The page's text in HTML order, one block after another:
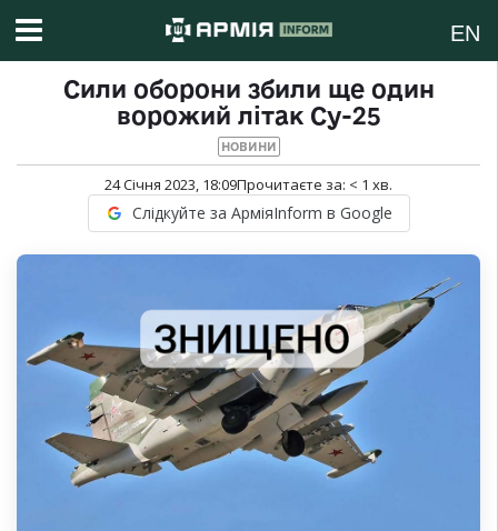
EN
Сили оборони збили ще один
ворожий літак Су-25
НОВИНИ
24 Січня 2023, 18:09Прочитаєте за: < 1 хв.
Слідкуйте за АрміяInform в Google